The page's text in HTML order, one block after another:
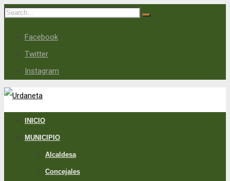
Facebook
Twitter
Instagram
INICIO
MUNICIPIO
Alcaldesa
Concejales